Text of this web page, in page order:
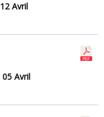
Avril
Avril